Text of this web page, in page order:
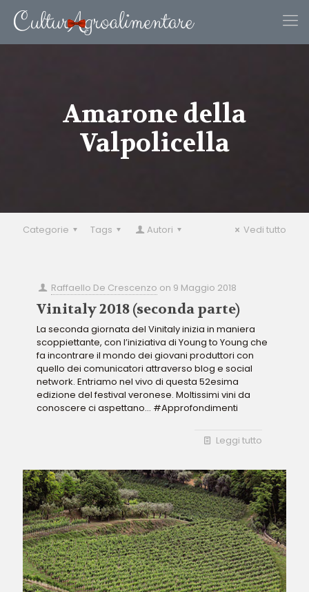
Amarone della
Valpolicella
Categorie Tags Autori Vedi tutto
Raffaello De Crescenzo on 9 Maggio 2018
Vinitaly 2018 (seconda parte)
La seconda giornata del Vinitaly inizia in maniera
scoppiettante, con l’iniziativa di Young to Young che
fa incontrare il mondo dei giovani produttori con
quello dei comunicatori attraverso blog e social
network. Entriamo nel vivo di questa 52esima
edizione del festival veronese. Moltissimi vini da
conoscere ci aspettano... #Approfondimenti
Leggi tutto